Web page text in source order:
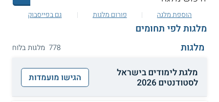
הוספת מלגה פורום מלגות גם בפייסבוק
מלגות לפי תחומים
מלגות
778 מלגות בלוח
מלגת לימודים בישראל
לסטודנטים 2026
הגישו מועמדות